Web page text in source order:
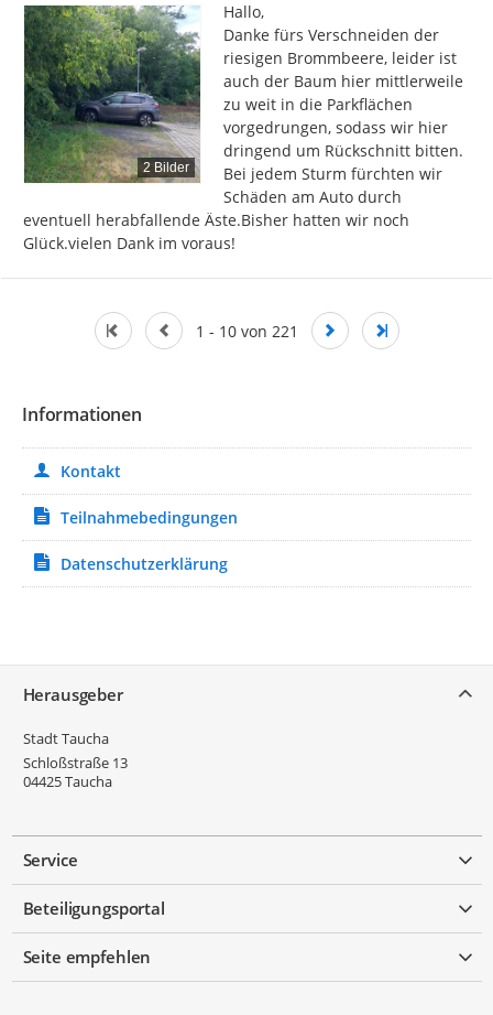
2 Bilder
Hallo,
Danke fürs Verschneiden der
riesigen Brommbeere, leider ist
auch der Baum hier mittlerweile
zu weit in die Parkflächen
vorgedrungen, sodass wir hier
dringend um Rückschnitt bitten.
Bei jedem Sturm fürchten wir
Schäden am Auto durch
eventuell herabfallende Äste.Bisher hatten wir noch
Glück.vielen Dank im voraus!
1 - 10 von 221
Informationen
Kontakt
Teilnahmebedingungen
Datenschutzerklärung
Herausgeber
Stadt Taucha
Schloßstraße 13
04425Taucha
Service
Beteiligungsportal
Seite empfehlen